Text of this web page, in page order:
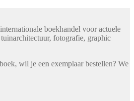
boekhandel voor actuele
fotografie, graphic
wil je een exemplaar bestellen? We